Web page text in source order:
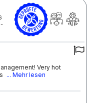
Very hot
... Mehr lesen